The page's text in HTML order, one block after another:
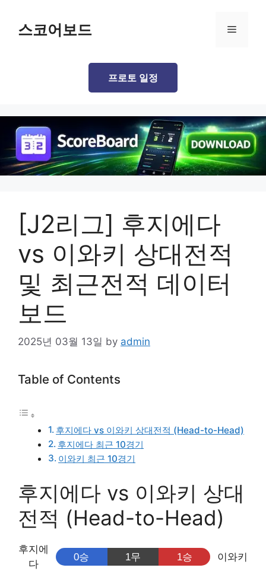
content스코어보드 Menu
프로토 일정
[J2리그] 후지에다
vs 이와키 상대전적
및 최근전적 데이터
보드
2025년 03월 13일 by admin
Table of Contents
후지에다 vs 이와키 상대전적 (Head-to-Head)
후지에다 최근 10경기
이와키 최근 10경기
후지에다 vs 이와키 상대
전적 (Head-to-Head)
후지에
다
0승 1무 1승 이와키